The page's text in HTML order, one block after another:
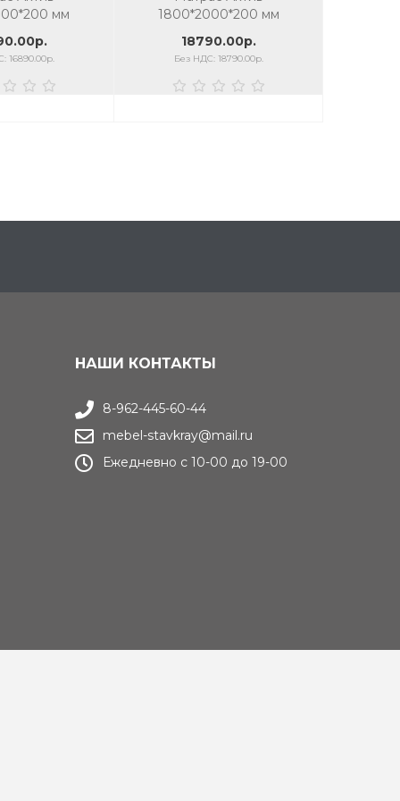
мм
16890.00р.
1800*2000*200 мм
18790.00р.
Без НДС: 18790.00р.
НАШИ КОНТАКТЫ
8-962-445-60-44
mebel-stavkray@mail.ru
Ежедневно с 10-00 до 19-00